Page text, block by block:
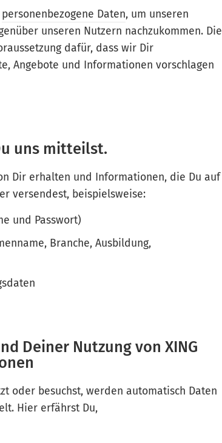
personenbezogene Daten, um unseren
unseren Nutzern nachzukommen. Die
dafür, dass wir Dir
Angebote und Informationen vorschlagen
uns mitteilst.
Dir erhalten und Informationen, die Du auf
versendest, beispielsweise:
und Passwort)
Branche, Ausbildung,
Deiner Nutzung von XING
oder besuchst, werden automatisch Daten
Hier erfährst Du,